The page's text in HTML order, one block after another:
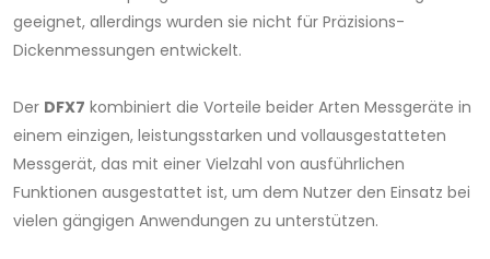
geeignet, allerdings wurden sie nicht für Präzisions-
Dickenmessungen entwickelt.
Der DFX7 kombiniert die Vorteile beider Arten Messgeräte in
einem einzigen, leistungsstarken und vollausgestatteten
Messgerät, das mit einer Vielzahl von ausführlichen
Funktionen ausgestattet ist, um dem Nutzer den Einsatz bei
vielen gängigen Anwendungen zu unterstützen.